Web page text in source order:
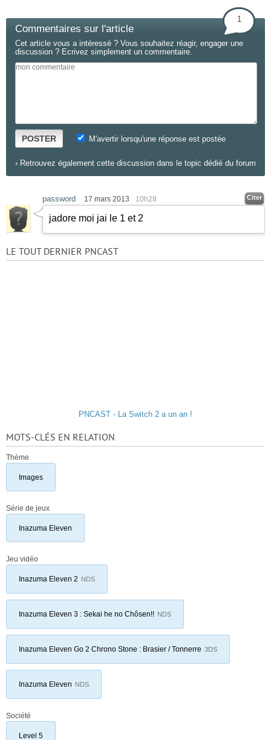
Commentaires sur l'article
1
Cet article vous a intéressé ? Vous souhaitez réagir, engager une
discussion ? Ecrivez simplement un commentaire.
POSTER M'avertir lorsqu'une réponse est postée
› Retrouvez également cette discussion dans le topic dédié du forum
password 17 mars 2013 10h28 Citer
jadore moi jai le 1 et 2
LE TOUT DERNIER PNCAST
PNCAST - La Switch 2 a un an !
MOTS-CLÉS EN RELATION
Thème
Images
Série de jeux
Inazuma Eleven
Jeu vidéo
Inazuma Eleven 2 NDS
Inazuma Eleven 3 : Sekai he no Chôsen!! NDS
Inazuma Eleven Go 2 Chrono Stone : Brasier / Tonnerre 3DS
Inazuma Eleven NDS
Société
Level 5